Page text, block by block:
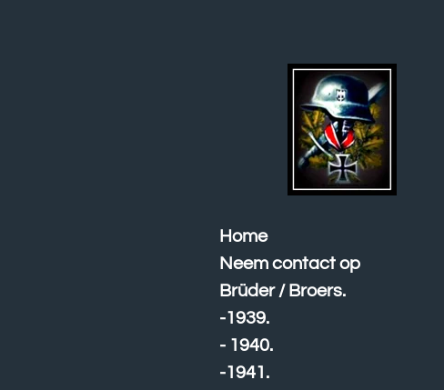
Home
Neem contact op
Brüder / Broers.
-1939.
- 1940.
-1941.